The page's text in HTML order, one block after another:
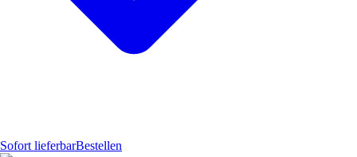
Sofort lieferbarBestellen